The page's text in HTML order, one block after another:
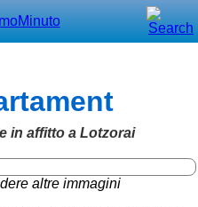
in affitto a Lotzorai
altre immagini